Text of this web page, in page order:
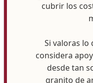
cubrir los
Si valoras lo
considera
desde tan
granito de